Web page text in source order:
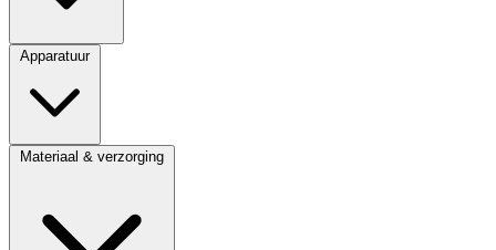
Apparatuur
Materiaal & verzorging